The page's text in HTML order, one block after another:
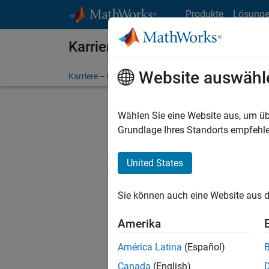
Produkte
Karriere bei MathWorks
Karriere – Übersicht Stellensuche
Stellen
Es
Region
Website
Wählen Sie eine Website aus, um
Grundlage Ihres Standorts
United States
Sie können auch eine Website aus
Amerika
América Latina (Español)
Canada (English)